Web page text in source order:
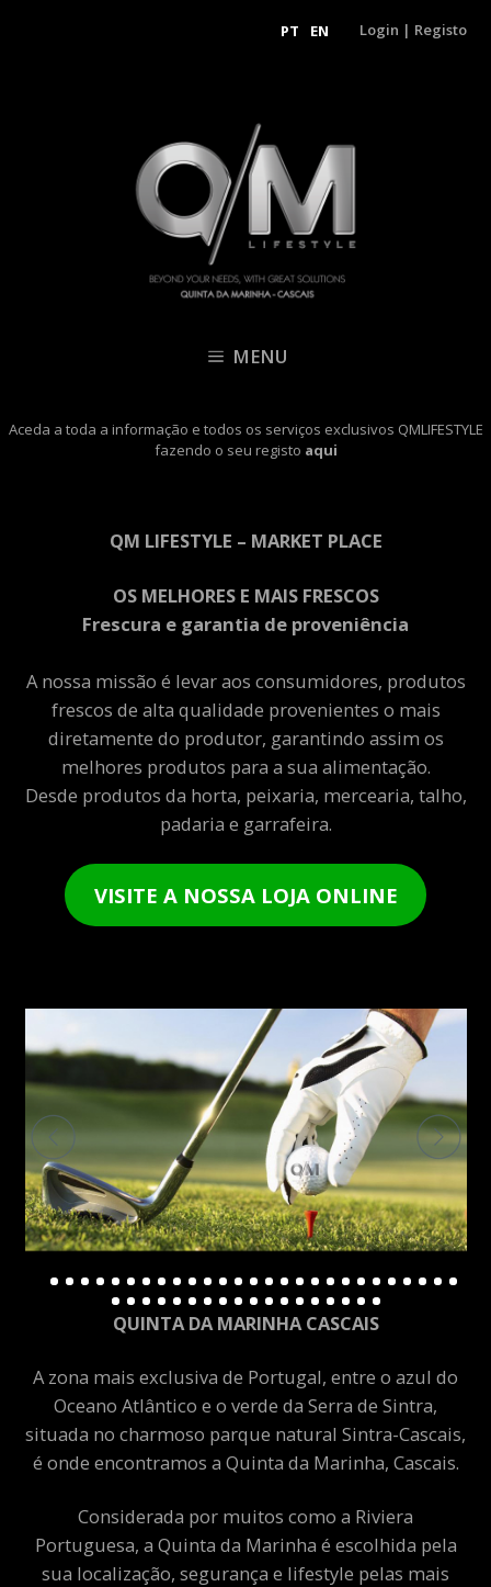
PT EN Login | Registo
MENU
Aceda a toda a informação e todos os serviços exclusivos QMLIFESTYLE
fazendo o seu registo aqui
QM LIFESTYLE – MARKET PLACE
OS MELHORES E MAIS FRESCOS
Frescura e garantia de proveniência
A nossa missão é levar aos consumidores, produtos
frescos de alta qualidade provenientes o mais
diretamente do produtor, garantindo assim os
melhores produtos para a sua alimentação.
Desde produtos da horta, peixaria, mercearia, talho,
padaria e garrafeira.
VISITE A NOSSA LOJA ONLINE
QUINTA DA MARINHA CASCAIS
A zona mais exclusiva de Portugal, entre o azul do
Oceano Atlântico e o verde da Serra de Sintra,
situada no charmoso parque natural Sintra-Cascais,
é onde encontramos a Quinta da Marinha, Cascais.
Considerada por muitos como a Riviera
Portuguesa, a Quinta da Marinha é escolhida pela
sua localização, segurança e lifestyle pelas mais